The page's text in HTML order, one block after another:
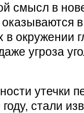
смысл в
в окружении
угроза
утечки
стали